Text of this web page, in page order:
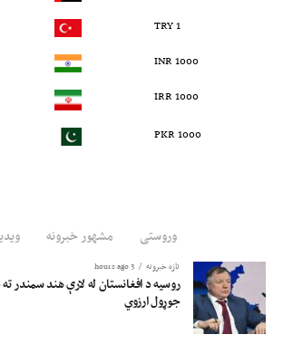
1 TRY
1000 INR
1000 IRR
1000 PKR
وروستی مشهور خبرونه
تازه خبرونه 3 hours ago
روسیه د افغانستان له لارې هند سمندر
جوړول ارزوي